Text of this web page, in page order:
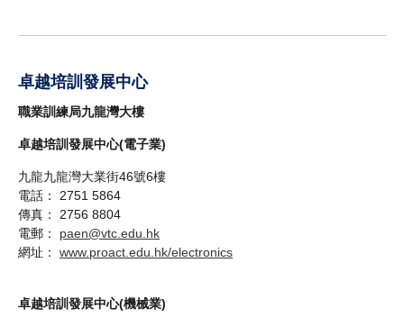
卓越培訓發展中心
職業訓練局九龍灣大樓
卓越培訓發展中心(電子業)
九龍九龍灣大業街46號6樓
電話： 2751 5864
傳真： 2756 8804
電郵： paen@vtc.edu.hk
網址： www.proact.edu.hk/electronics
卓越培訓發展中心(機械業)